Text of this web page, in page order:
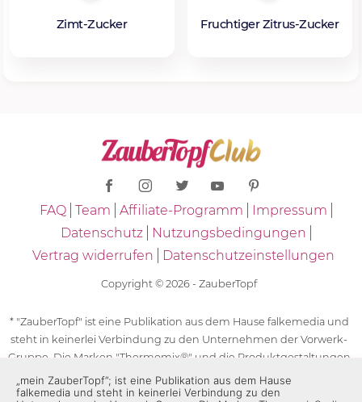
Zimt-Zucker Fruchtiger Zitrus-Zucker
FAQ Team Affiliate-Programm
Impressum
Datenschutz
Nutzungsbedingungen
Vertrag widerrufen
Datenschutzeinstellungen
Copyright © 2026 - ZauberTopf
* "ZauberTopf" ist eine Publikation aus dem Hause falkemedia und
steht in keinerlei Verbindung zu den Unternehmen der Vorwerk-
Gruppe. Die Marken "Thermomix®" und die Produktgestaltungen
des "Thermomix®" sind eingetragene Marken der Unternehmen
der Vorwerk-Gruppe. Die Marken Thermomix®, die Zeichen TM5®,
„mein ZauberTopf”; ist eine Publikation aus dem Hause
falkemedia und steht in keinerlei Verbindung zu den